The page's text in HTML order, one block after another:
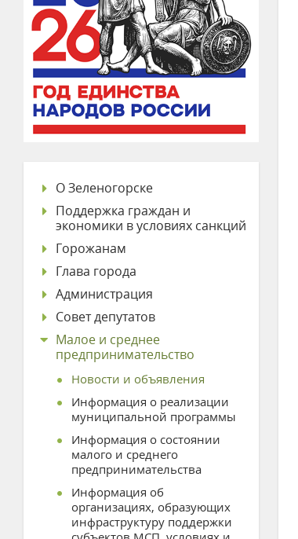
О Зеленогорске
Поддержка граждан и
экономики в условиях санкций
Горожанам
Глава города
Администрация
Совет депутатов
Малое и среднее
предпринимательство
Новости и объявления
Информация о реализации
муниципальной программы
Информация о состоянии
малого и среднего
предпринимательства
Информация об
организациях, образующих
инфраструктуру поддержки